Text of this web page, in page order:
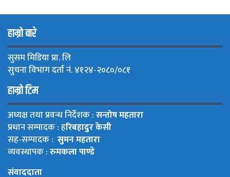
हाम्रो बारे
सुसम मिडिया प्रा. लि
सुचना विभाग दर्ता नं. ४१२४-२०८०/०८१
हाम्रो टिम
अध्यक्ष तथा प्रवन्ध निर्देशक :सन्तोष महतारा
प्रधान सम्पादक : हरिबहादुर केसी
सह-सम्पादक : सुमन महतारा
व्यवस्थापक :रुमकला पाण्डे
संवाददाता